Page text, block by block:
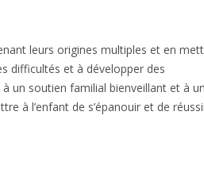
leurs origines multiples et en
difficultés et à développer des
un soutien familial bienveillant et à
à l’enfant de s’épanouir et de